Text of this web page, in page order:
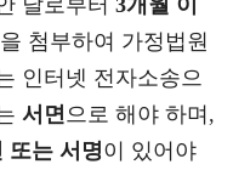
날로부터 3개월 이
첨부하여 가정법원
인터넷 전자소송으
서면으로 해야 하며,
또는 서명이 있어야